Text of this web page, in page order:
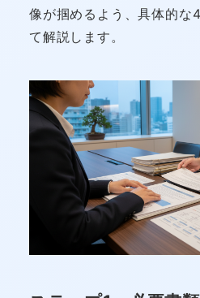
像が掴めるよう、具体的な
て解説します。